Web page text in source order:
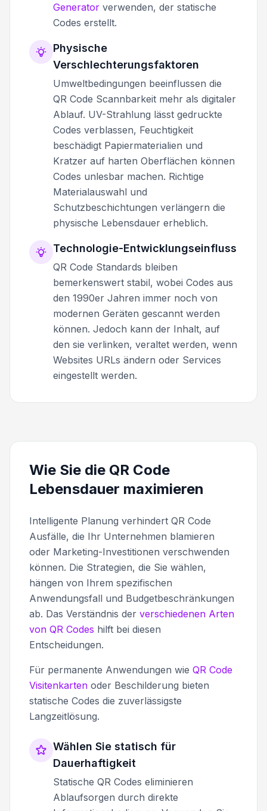
Generator verwenden, der statische
Codes erstellt.
Physische
Verschlechterungsfaktoren
Umweltbedingungen beeinflussen die
QR Code Scannbarkeit mehr als digitaler
Ablauf. UV-Strahlung lässt gedruckte
Codes verblassen, Feuchtigkeit
beschädigt Papiermaterialien und
Kratzer auf harten Oberflächen können
Codes unlesbar machen. Richtige
Materialauswahl und
Schutzbeschichtungen verlängern die
physische Lebensdauer erheblich.
Technologie-Entwicklungseinfluss
QR Code Standards bleiben
bemerkenswert stabil, wobei Codes aus
den 1990er Jahren immer noch von
modernen Geräten gescannt werden
können. Jedoch kann der Inhalt, auf
den sie verlinken, veraltet werden, wenn
Websites URLs ändern oder Services
eingestellt werden.
Wie Sie die QR Code
Lebensdauer maximieren
Intelligente Planung verhindert QR Code
Ausfälle, die Ihr Unternehmen blamieren
oder Marketing-Investitionen verschwenden
können. Die Strategien, die Sie wählen,
hängen von Ihrem spezifischen
Anwendungsfall und Budgetbeschränkungen
ab. Das Verständnis der verschiedenen Arten
von QR Codes hilft bei diesen
Entscheidungen.
Für permanente Anwendungen wie QR Code
Visitenkarten oder Beschilderung bieten
statische Codes die zuverlässigste
Langzeitlösung.
Wählen Sie statisch für
Dauerhaftigkeit
Statische QR Codes eliminieren
Ablaufsorgen durch direkte